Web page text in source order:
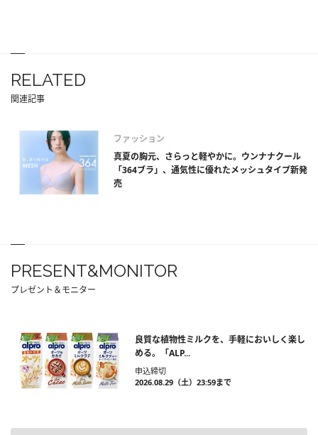
RELATED
関連記事
ファッション
真夏の胸元、さらっと軽やかに。ウンナナクール
「364ブラ」、通気性に優れたメッシュタイプ新発
売
PRESENT&MONITOR
プレゼント＆モニター
良質な植物性ミルクを、手軽においしく楽し
める。「ALP...
申込締切
2026.08.29（土）23:59まで